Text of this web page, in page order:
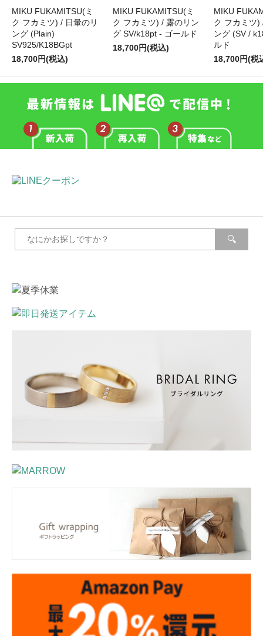
MIKU FUKAMITSU(ミ
ク フカミツ) / 日暈のリ
ング (Plain)
SV925/K18BGpt
18,700円(税込)
MIKU FUKAMITSU(ミ
ク フカミツ) / 露のリン
グ SV/k18pt - ゴールド
18,700円(税込)
MIKU
ク フカミツ)
ング (SV /
ルド
18,700円(税